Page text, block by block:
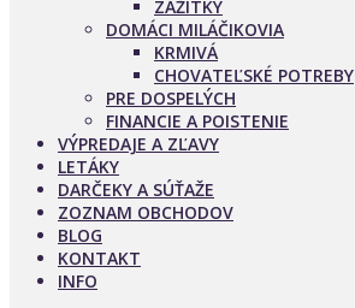
ZÁŽITKY
DOMÁCI MILÁČIKOVIA
KRMIVÁ
CHOVATEĽSKÉ POTREBY
PRE DOSPELÝCH
FINANCIE A POISTENIE
VÝPREDAJE A ZĽAVY
LETÁKY
DARČEKY A SÚŤAŽE
ZOZNAM OBCHODOV
BLOG
KONTAKT
INFO